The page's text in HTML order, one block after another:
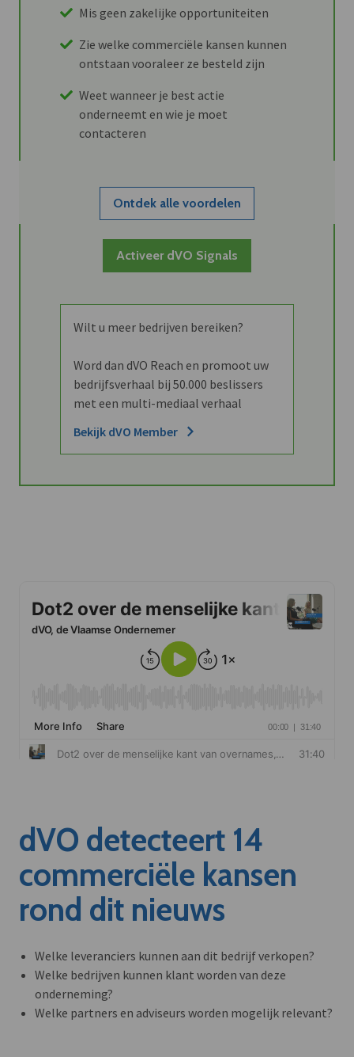
Mis geen zakelijke opportuniteiten
Zie welke commerciële kansen kunnen
ontstaan vooraleer ze besteld zijn
Weet wanneer je best actie
onderneemt en wie je moet
contacteren
Ontdek alle voordelen
Activeer dVO Signals
Wilt u meer bedrijven bereiken?
Word dan dVO Reach en promoot uw
bedrijfsverhaal bij 50.000 beslissers
met een multi-mediaal verhaal
Bekijk dVO Member
dVO detecteert 14
commerciële kansen
rond dit nieuws
Welke leveranciers kunnen aan dit bedrijf verkopen?
Welke bedrijven kunnen klant worden van deze
onderneming?
Welke partners en adviseurs worden mogelijk relevant?